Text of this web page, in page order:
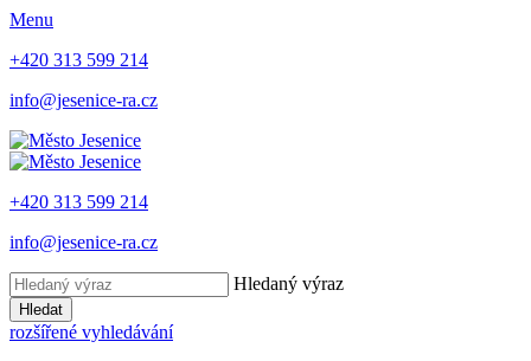
Menu
+420 313 599 214
info@jesenice-ra.cz
+420 313 599 214
info@jesenice-ra.cz
Hledaný výraz
Hledat
rozšířené vyhledávání